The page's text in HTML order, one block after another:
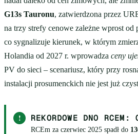
G13s Tauronu, zatwierdzona przez
na trzy strefy cenowe zależne wprost
co sygnalizuje kierunek, w którym
Holandia od 2027 r. wprowadza ceny
PV do sieci – scenariusz, który przy
instalacji prosumenckich nie jest już
! REKORDOWE DNO
RCEm za czerwiec 2025 spadł do